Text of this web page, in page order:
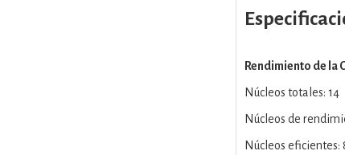
Rendimiento de la
Núcleos totales: 14
Núcleos de
Núcleos eficientes: